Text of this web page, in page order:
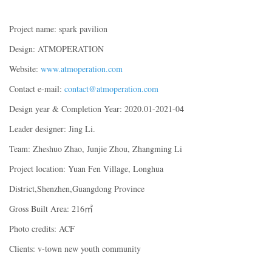
Project name: spark pavilion
Design: ATMOPERATION
Website: www.atmoperation.com
Contact e-mail: contact@atmoperation.com
Design year & Completion Year: 2020.01-2021-04
Leader designer: Jing Li.
Team: Zheshuo Zhao, Junjie Zhou, Zhangming Li
Project location: Yuan Fen Village, Longhua
District,Shenzhen,Guangdong Province
Gross Built Area: 216㎡
Photo credits: ACF
Clients: v-town new youth community